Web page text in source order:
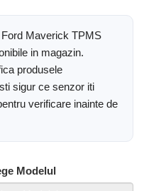
Maverick TPMS
in magazin.
produsele
sigur ce senzor iti
verificare inainte de
Modelul